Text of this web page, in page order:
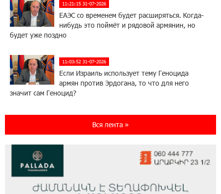
11:21:15 31-07-2026
ЕАЭС со временем будет расширяться. Когда-
нибудь это поймёт и рядовой армянин, но
будет уже поздно
11:03:52 31-07-2026
Если Израиль использует тему Геноцида
армян против Эрдогана, то что для него
значит сам Геноцид?
приложении
17:03:49 30-07-2026
Платформа Rate.Trading на Seaside Startup
Вся лента »